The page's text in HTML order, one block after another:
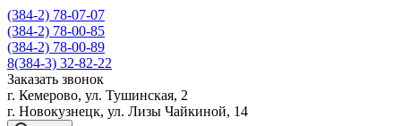
(384-2) 78-07-07
(384-2) 78-00-85
(384-2) 78-00-89
8(384-3) 32-82-22
Заказать звонок
г. Кемерово, ул. Тушинская, 2
г. Новокузнецк, ул. Лизы Чайкиной, 14